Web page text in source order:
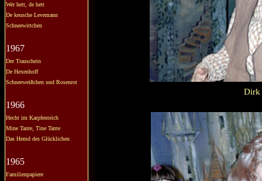
Wer hett, de hett
De keusche Levemann
Schneewittchen
1967
Der Trauschein
De Hexenhoff
Schneeweißchen und Rosenrot
1966
Hecht im Karpfenteich
Mine Tante, Tine Tante
Das Hemd des Glücklichen
1965
Familienpapiere
Dirk